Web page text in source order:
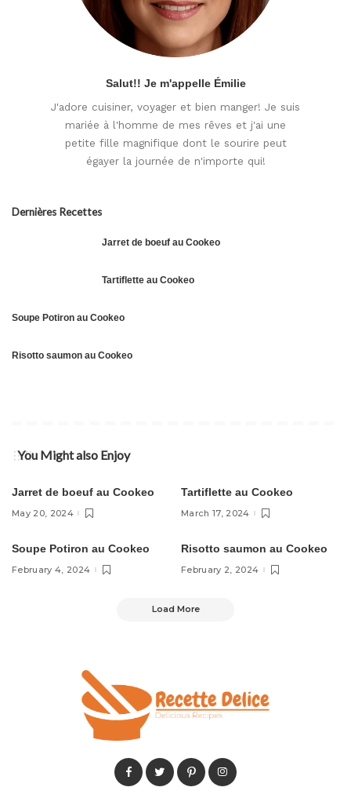
Salut!! Je m'appelle Émilie
J'adore cuisiner, voyager et bien manger! Je suis
mariée à l'homme de mes rêves et j'ai une
petite fille magnifique dont le sourire peut
égayer la journée de n'importe qui!
Dernières Recettes
Jarret de boeuf au Cookeo
Tartiflette au Cookeo
Soupe Potiron au Cookeo
Risotto saumon au Cookeo
You Might also Enjoy
Cookeo Recettes
Jarret de boeuf au Cookeo
May 20, 2024
Tartiflette au Cookeo
March 17, 2024
Soupe Potiron au Cookeo
February 4, 2024
Risotto saumon au Cookeo
February 2, 2024
Load More